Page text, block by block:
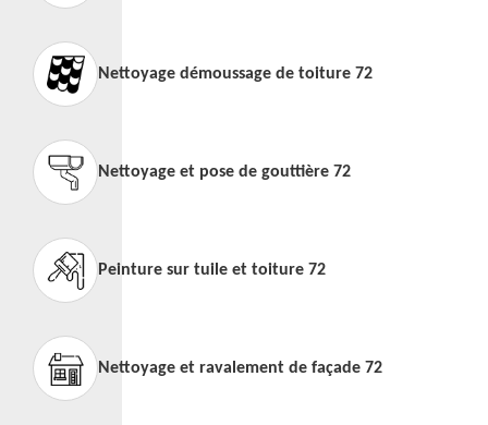
Nettoyage démoussage de toiture 72
Nettoyage et pose de gouttière 72
Peinture sur tuile et toiture 72
Nettoyage et ravalement de façade 72